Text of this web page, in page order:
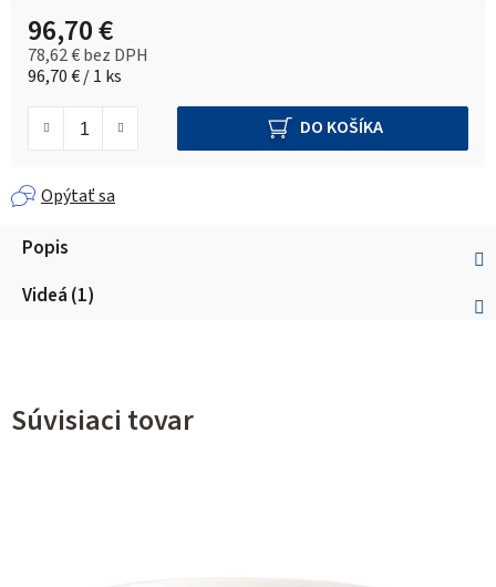
96,70 €
78,62 € bez DPH
Jednotková cena:
96,70 € / 1 ks
DO KOŠÍKA
Opýtať sa
Popis
Videá (1)
Súvisiaci tovar